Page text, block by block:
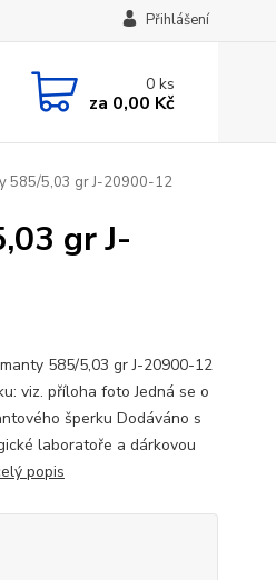
Přihlášení
0ks
za 0,00 Kč
585/5,03 gr J-20900-12
gr J-
585/5,03 gr J-20900-12
viz. příloha foto Jedná se o
šperku Dodáváno s
laboratoře a dárkovou
popis